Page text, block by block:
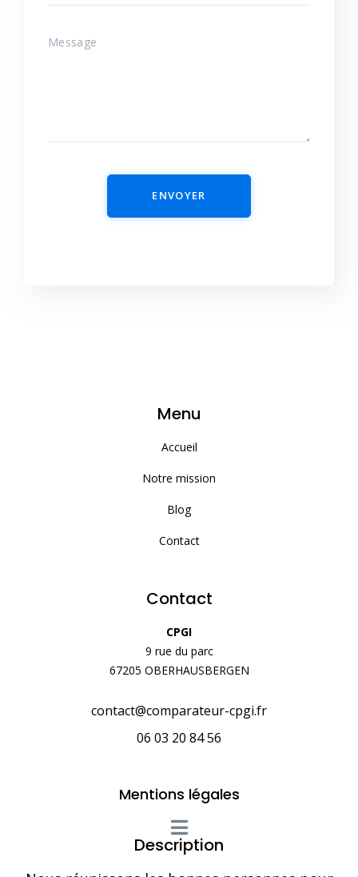
ENVOYER
Menu
Accueil
Notre mission
Blog
Contact
Contact
CPGI
9 rue du parc
67205 OBERHAUSBERGEN
contact@comparateur-cpgi.fr
06 03 20 84 56
Mentions légales
Description